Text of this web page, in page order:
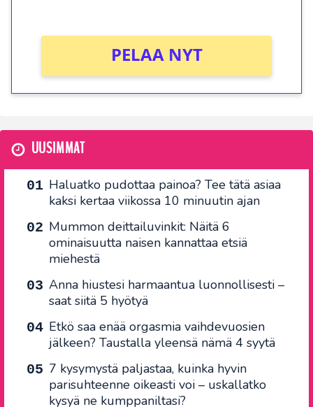
PELAA NYT
UUSIMMAT
Haluatko pudottaa painoa? Tee tätä asiaa
kaksi kertaa viikossa 10 minuutin ajan
Mummon deittailuvinkit: Näitä 6
ominaisuutta naisen kannattaa etsiä
miehestä
Anna hiustesi harmaantua luonnollisesti –
saat siitä 5 hyötyä
Etkö saa enää orgasmia vaihdevuosien
jälkeen? Taustalla yleensä nämä 4 syytä
7 kysymystä paljastaa, kuinka hyvin
parisuhteenne oikeasti voi – uskallatko
kysyä ne kumppaniltasi?